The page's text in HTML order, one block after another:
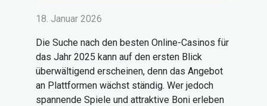
18. Januar 2026
Die Suche nach den besten Online-Casinos für
das Jahr 2025 kann auf den ersten Blick
überwältigend erscheinen, denn das Angebot
an Plattformen wächst ständig. Wer jedoch
spannende Spiele und attraktive Boni erleben